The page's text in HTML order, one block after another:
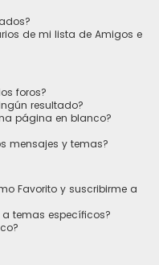
de mi lista de Amigos e
foros?
resultado?
página en blanco?
mensajes y temas?
Favorito y suscribirme a
temas específicos?